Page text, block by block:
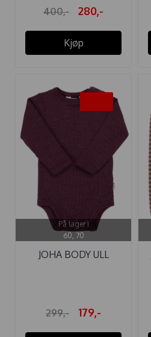
400,- 280,-
Kjøp
På lager i
60, 70
JOHA BODY ULL
299,- 179,-